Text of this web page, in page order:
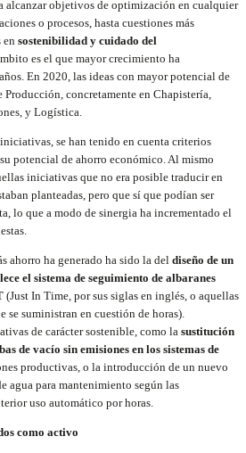
alcanzar objetivos de optimización en cualquier
o procesos, hasta cuestiones más
en sostenibilidad y cuidado del
es el que mayor crecimiento ha
En 2020, las ideas con mayor potencial de
Producción, concretamente en Chapistería,
y Logística.
se han tenido en cuenta criterios
potencial de ahorro económico. Al mismo
iniciativas que no era posible traducir en
planteadas, pero que sí que podían ser
lo que a modo de sinergia ha incrementado el
ahorro ha generado ha sido la del diseño de un
el sistema de seguimiento de albaranes
(Just In Time, por sus siglas en inglés, o aquellas
se suministran en cuestión de horas).
de carácter sostenible, como la sustitución
de vacío sin emisiones en los sistemas de
productivas, o la introducción de un nuevo
agua para mantenimiento según las
uso automático por horas.
como activo